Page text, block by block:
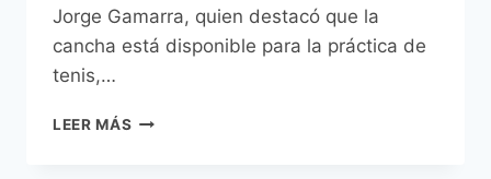
Jorge Gamarra, quien destacó que la
cancha está disponible para la práctica de
tenis,…
LEER MÁS PRIMERA